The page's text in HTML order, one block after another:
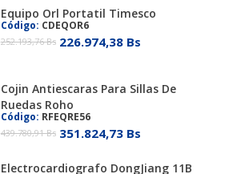
Equipo Orl Portatil Timesco
Código: CDEQOR6
252.193,76 Bs 226.974,38 Bs
Cojin Antiescaras Para Sillas De
Ruedas Roho
Código: RFEQRE56
439.780,91 Bs 351.824,73 Bs
Electrocardiografo DongJiang 11B